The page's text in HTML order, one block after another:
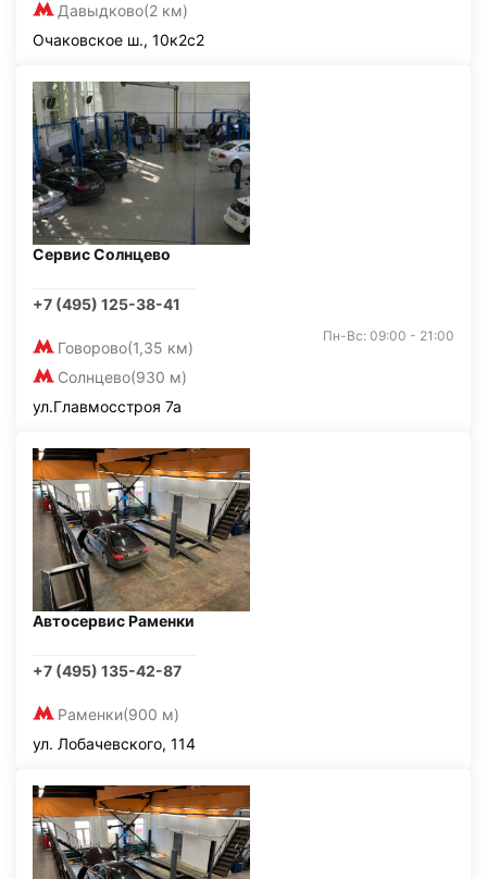
Давыдково(2 км)
Очаковское ш., 10к2с2
Сервис Солнцево
+7 (495) 125-38-41
Говорово(1,35 км)
Солнцево(930 м)
Пн-Вс: 09:00 - 21:00
ул.Главмосстроя 7а
Автосервис Раменки
+7 (495) 135-42-87
Раменки(900 м)
ул. Лобачевского, 114